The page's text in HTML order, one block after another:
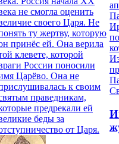
не смогла оценить
своего Царя. Не
ту жертву, которую
принёс ей. Она верила
клевете, которой
России поносили
Царёво. Она не
к своим
праведникам,
предрекали ей
беды за
от Царя.